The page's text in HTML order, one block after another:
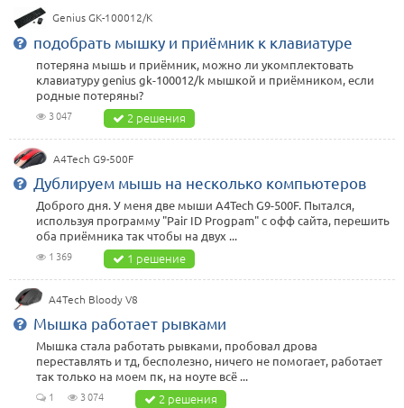
Genius GK-100012/K
подобрать мышку и приёмник к клавиатуре
потеряна мышь и приёмник, можно ли укомплектовать
клавиатуру genius gk-100012/k мышкой и приёмником, если
родные потеряны?
3 047 2 решения
A4Tech G9-500F
Дублируем мышь на несколько компьютеров
Доброго дня. У меня две мыши A4Tech G9-500F. Пытался,
используя программу "Pair ID Progpam" с офф сайта, перешить
оба приёмника так чтобы на двух ...
1 369 1 решение
A4Tech Bloody V8
Мышка работает рывками
Мышка стала работать рывками, пробовал дрова
переставлять и тд, бесполезно, ничего не помогает, работает
так только на моем пк, на ноуте всё ...
1 3 074 2 решения